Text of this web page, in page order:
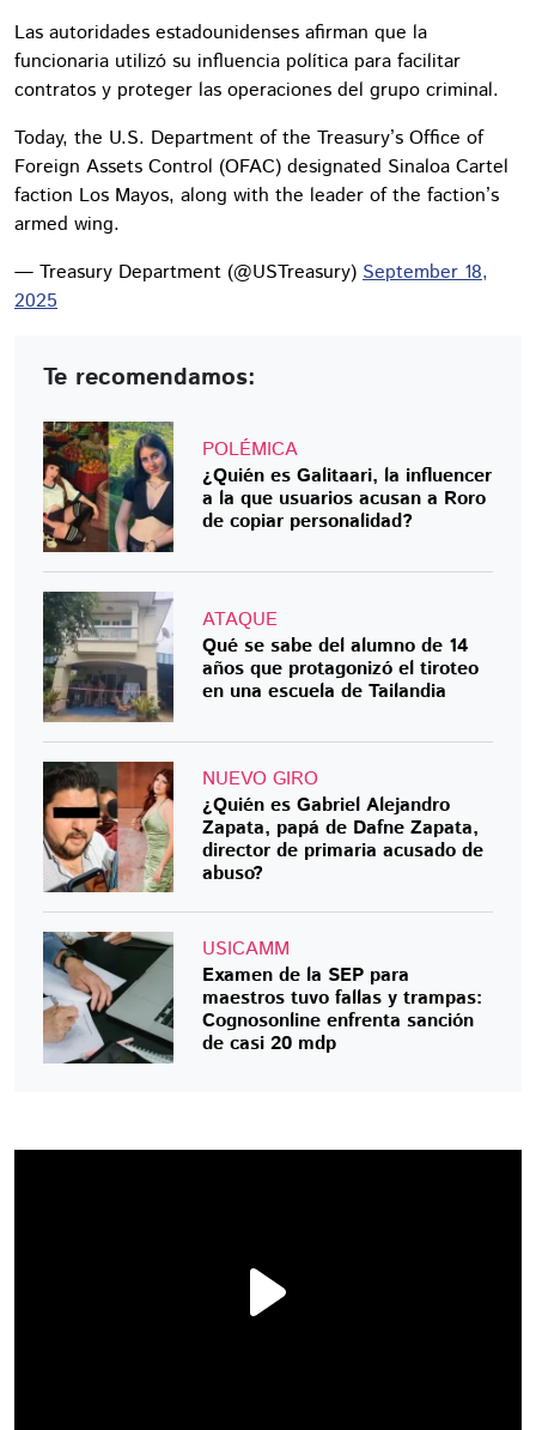
Las autoridades estadounidenses afirman que la
funcionaria utilizó su influencia política para facilitar
contratos y proteger las operaciones del grupo criminal.
Today, the U.S. Department of the Treasury’s Office of
Foreign Assets Control (OFAC) designated Sinaloa Cartel
faction Los Mayos, along with the leader of the faction’s
armed wing.
— Treasury Department (@USTreasury) September 18,
2025
Te recomendamos:
POLÉMICA
¿Quién es Galitaari, la influencer
a la que usuarios acusan a Roro
de copiar personalidad?
ATAQUE
Qué se sabe del alumno de 14
años que protagonizó el tiroteo
en una escuela de Tailandia
NUEVO GIRO
¿Quién es Gabriel Alejandro
Zapata, papá de Dafne Zapata,
director de primaria acusado de
abuso?
USICAMM
Examen de la SEP para
maestros tuvo fallas y trampas:
Cognosonline enfrenta sanción
de casi 20 mdp